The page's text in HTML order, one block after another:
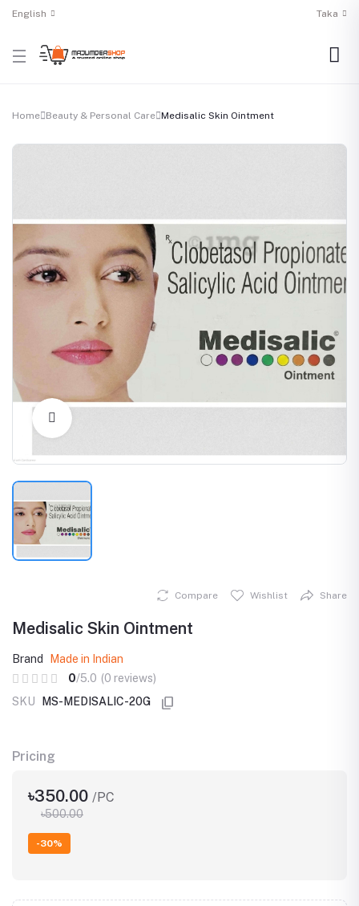
English Taka
Home Beauty & Personal Care Medisalic Skin Ointment
Compare Wishlist Share
Medisalic Skin Ointment
Brand
Made in Indian
0/5.0 (0 reviews)
SKU
MS-MEDISALIC-20G
Pricing
৳350.00 /PC
৳500.00
-30%